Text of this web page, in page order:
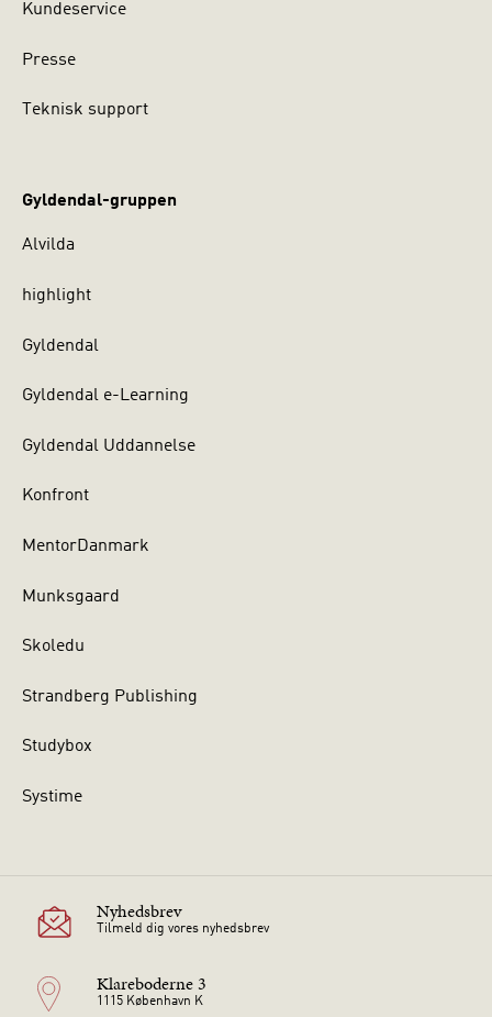
Kundeservice
Presse
Teknisk support
Gyldendal-gruppen
Alvilda
highlight
Gyldendal
Gyldendal e-Learning
Gyldendal Uddannelse
Konfront
MentorDanmark
Munksgaard
Skoledu
Strandberg Publishing
Studybox
Systime
Nyhedsbrev
Tilmeld dig vores nyhedsbrev
Klareboderne 3
1115 København K